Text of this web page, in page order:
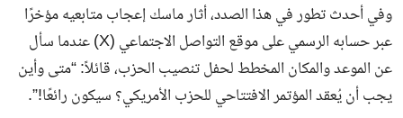
وفي أحدث تطور في هذا الصدد، أثار ماسك إعجاب متابعيه مؤخرًا
عبر حسابه الرسمي على موقع التواصل الاجتماعي (X) عندما سأل
عن الموعد والمكان المخطط لحفل تنصيب الحزب، قائلاً: “متى وأين
يجب أن يُعقد المؤتمر الافتتاحي للحزب الأمريكي؟ سيكون رائعًا!”.